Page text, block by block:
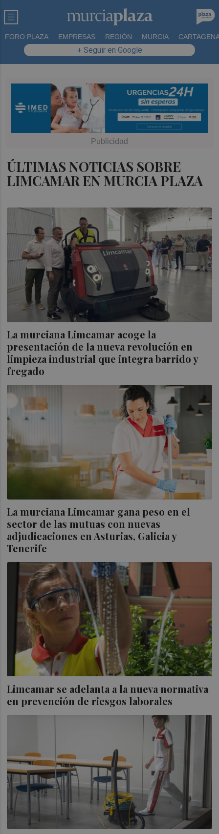
FORO PLAZA EMPRESAS REGIÓN MURCIA
+ Seguir en Google
ÚLTIMAS NOTICIAS SOBRE
LIMCAMAR EN MURCIA PLAZA
La murciana Limcamar acoge la
presentación de la nueva revolución en
limpieza industrial que integra barrido y
fregado
La murciana Limcamar gana peso en el
sector de las mutuas con nuevas
adjudicaciones en Asturias, Galicia y
Tenerife
Limcamar se adelanta a la nueva normativa
en prevención de riesgos laborales